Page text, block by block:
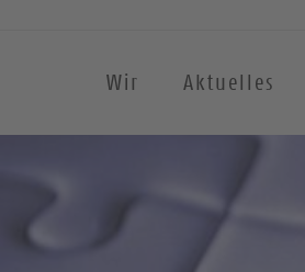
Wir Aktuelles